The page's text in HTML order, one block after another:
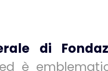
di
è